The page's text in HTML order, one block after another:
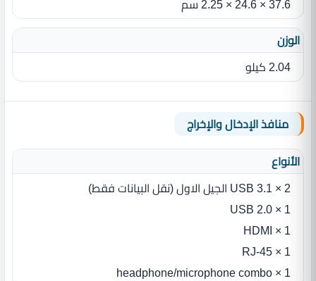
37.6 × 24.6 × 2.25 سم
الوزن
2.04 كيلو
منافذ الإدخال والإخراج
الأنواع
2 × USB 3.1 الجيل الاول (نقل البيانات فقط)
1 × USB 2.0
1 × HDMI
1 × RJ-45
1 × headphone/microphone combo